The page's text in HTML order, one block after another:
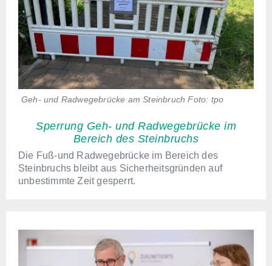
Geh- und Radwegebrücke am Steinbruch Foto: tpo
Sperrung Geh- und Radwegebrücke im
Bereich des Steinbruchs
Die Fuß-und Radwegebrücke im Bereich des
Steinbruchs bleibt aus Sicherheitsgründen auf
unbestimmte Zeit gesperrt.